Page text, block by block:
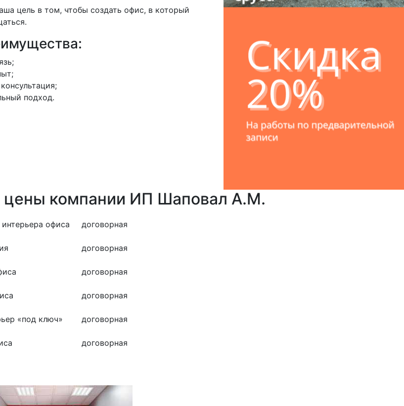
цель в том, чтобы создать офис, в который
подход.
цены компании ИП Шаповал А.М.
офиса договорная
договорная
договорная
договорная
«под ключ» договорная
договорная